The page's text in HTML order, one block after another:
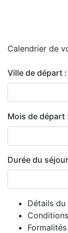
Calendrier de
Ville de départ :
Mois de départ
Durée du
Détails du